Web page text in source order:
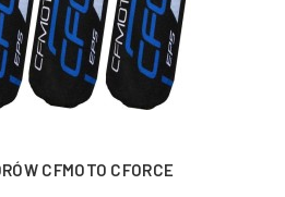
CFMOTO CFORCE